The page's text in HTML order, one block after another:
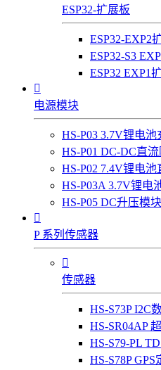
ESP32-扩展板
ESP32-EXP2
ESP32-S3
ESP32 EXP1

电源模块
HS-P03 3.7V锂电
HS-P01 DC-DC直
HS-P02 7.4V锂电
HS-P03A 3.7V锂电
HS-P05 DC升压模块

P 系列传感器

传感器
HS-S73P I2C
HS-SR04AP
HS-S79-PL
HS-S78P